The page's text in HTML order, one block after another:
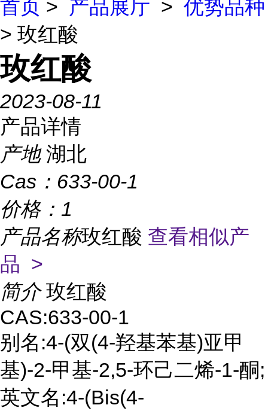
首页 > 产品展厅 > 优势品种
> 玫红酸
玫红酸
2023-08-11
产品详情
产地 湖北
Cas： 633-00-1
价格： 1
产品名称玫红酸 查看相似产
品 >
简介 玫红酸
CAS:633-00-1
别名:4-(双(4-羟基苯基)亚甲
基)-2-甲基-2,5-环己二烯-1-酮;
英文名:4-(Bis(4-